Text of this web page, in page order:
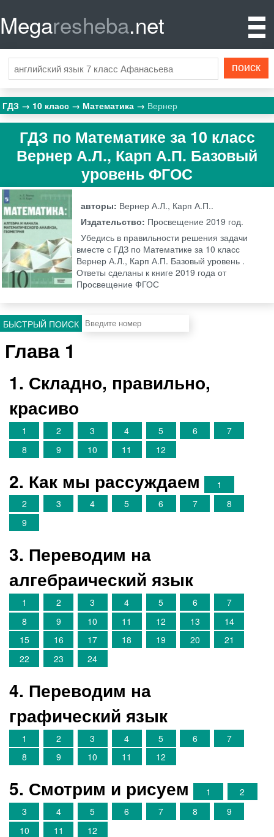
Megaresheba.net
ГДЗ 10 класс Математика Вернер
ГДЗ по Математике за 10 класс
Вернер А.Л., Карп А.П. Базовый
уровень ФГОС
авторы: Вернер А.Л., Карп А.П..
Издательство: Просвещение 2019 год.
Убедись в правильности решения задачи
вместе с ГДЗ по Математике за 10 класс
Вернер А.Л., Карп А.П. Базовый уровень .
Ответы сделаны к книге 2019 года от
Просвещение ФГОС
БЫСТРЫЙ ПОИСК
Глава 1
1. Складно, правильно,
красиво
1 2 3 4 5 6
7
8
9 10 11 12
2. Как мы рассуждаем
1
2
3 4 5 6 7
8
9
3. Переводим на
алгебраический язык
1 2 3 4 5 6
7
8
9 10 11 12 13
14
15
16 17 18 19 20
21
22
23 24
4. Переводим на
графический язык
1 2 3 4 5 6
7
8
9 10 11 12
5. Смотрим и рисуем 1
2
3
4 5 6 7 8
9
10
11 12